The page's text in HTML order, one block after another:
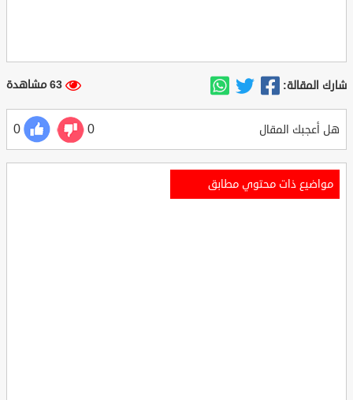
شارك المقالة: 63 مشاهدة
هل أعجبك المقال 0
0
مواضيع ذات محتوي مطابق